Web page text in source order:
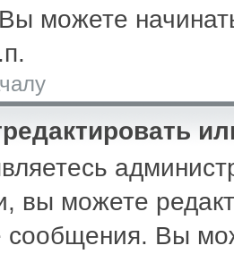
можете
вы можете
сообщения. Вы